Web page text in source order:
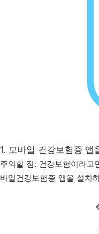
1. 모바일 건강보험증 앱
주의할 점: 건강보험이라고
바일건강보험증 앱을 설치